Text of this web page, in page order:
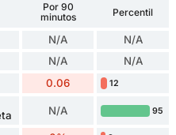
Por 90
minutos
Percentil
N/A N/A
N/A N/A
0.06 12
N/A 95